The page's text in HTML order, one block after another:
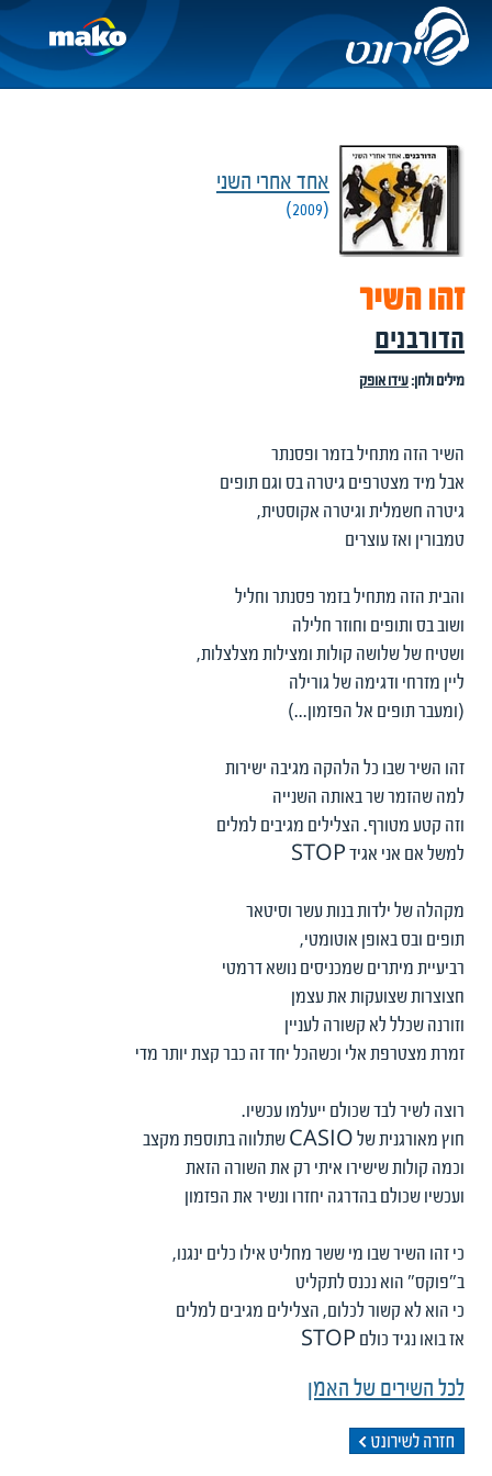
אחד אחרי השני
(2009)
זהו השיר
הדורבנים
מילים ולחן:עידו אופק
השיר הזה מתחיל בזמר ופסנתר
אבל מיד מצטרפים גיטרה בס וגם תופים
גיטרה חשמלית וגיטרה אקוסטית,
טמבורין ואז עוצרים
והבית הזה מתחיל בזמר פסנתר וחליל
ושוב בס ותופים וחוזר חלילה
ושטיח של שלושה קולות ומצילות מצלצלות,
ליין מזרחי ודגימה של גורילה
(ומעבר תופים אל הפזמון...)
זהו השיר שבו כל הלהקה מגיבה ישירות
למה שהזמר שר באותה השנייה
וזה קטע מטורף. הצלילים מגיבים למלים
למשל אם אני אגיד STOP
מקהלה של ילדות בנות עשר וסיטאר
תופים ובס באופן אוטומטי,
רביעיית מיתרים שמכניסים נושא דרמטי
חצוצרות שצועקות את עצמן
וזורנה שכלל לא קשורה לעניין
זמרת מצטרפת אלי וכשהכל יחד זה כבר קצת יותר מדי
רוצה לשיר לבד שכולם ייעלמו עכשיו.
חוץ מאורגנית של CASIO שתלווה בתוספת מקצב
וכמה קולות שישירו איתי רק את השורה הזאת
ועכשיו שכולם בהדרגה יחזרו ונשיר את הפזמון
כי זהו השיר שבו מי ששר מחליט אילו כלים ינגנו,
ב"פוקס" הוא נכנס לתקליט
כי הוא לא קשור לכלום, הצלילים מגיבים למלים
אז בואו נגיד כולם STOP
לכל השירים של האמן